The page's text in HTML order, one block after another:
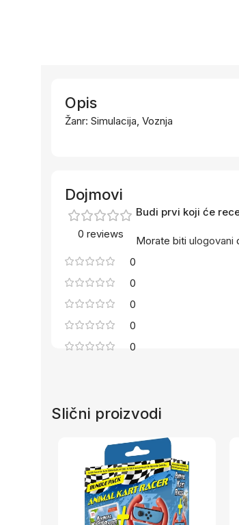
Opis
Žanr: Simulacija, Voznja
Dojmovi
0 reviews
0
0
0
0
0
Budi prvi koji će
Morate biti ulogovani
Slični proizvodi